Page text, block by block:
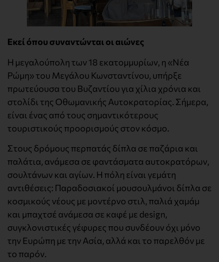
Εκεί όπου συναντώνται οι αιώνες
Η μεγαλούπολη των 18 εκατομμυρίων, η «Νέα
Ρώμη» του Μεγάλου Κωνσταντίνου, υπήρξε
πρωτεύουσα του Βυζαντίου για χίλια χρόνια και
στολίδι της Οθωμανικής Αυτοκρατορίας. Σήμερα,
είναι ένας από τους σημαντικότερους
τουριστικούς προορισμούς στον κόσμο.
Στους δρόμους περπατάς δίπλα σε παζάρια και
παλάτια, ανάμεσα σε φαντάσματα αυτοκρατόρων,
σουλτάνων και αγίων. Η πόλη είναι γεμάτη
αντιθέσεις: Παραδοσιακοί μουσουλμάνοι δίπλα σε
κοσμικούς νέους με μοντέρνο στιλ, παλιά χαμάμ
και μπαχτσέ ανάμεσα σε καφέ με design,
συγκλονιστικές γέφυρες που συνδέουν όχι μόνο
την Ευρώπη με την Ασία, αλλά και το παρελθόν με
το παρόν.